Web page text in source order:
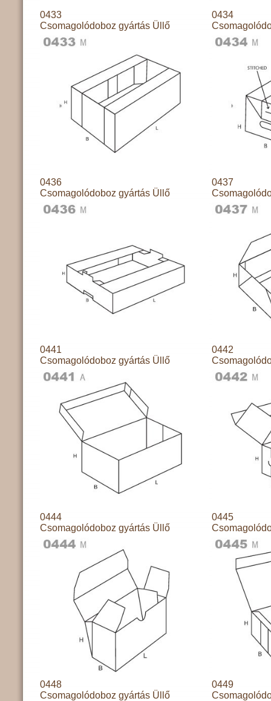
0433
Csomagolódoboz gyártás Üllő
0434
0436
Csomagolódoboz gyártás Üllő
0437
0441
Csomagolódoboz gyártás Üllő
0442
0444
Csomagolódoboz gyártás Üllő
0445
0448
Csomagolódoboz gyártás Üllő
0449